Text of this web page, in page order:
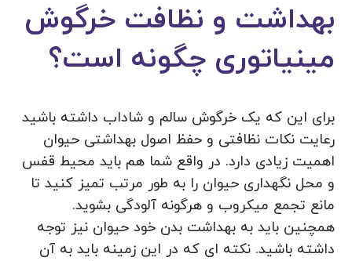
بهداشت و نظافت خرگوش
مینیاتوری چگونه است؟
برای این که یک خرگوش سالم و شاداب داشته باشید
رعایت نکات نظافتی و حفظ اصول بهداشتی حیوان
اهمیت زیادی دارد. در واقع شما هم باید محیط قفس
و محل نگهداری حیوان را به طور مرتب تمیز کنید تا
مانع تجمع میکروب و هرگونه آلودگی بشوید.
همچنین باید به بهداشت بدن خود حیوان نیز توجه
داشته باشید. نکته‌ ای که در این زمینه باید به آن